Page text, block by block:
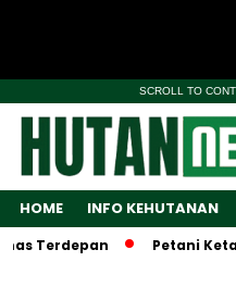
SCROLL TO
HOME INFO KEHUTANAN
Petani Ketapang